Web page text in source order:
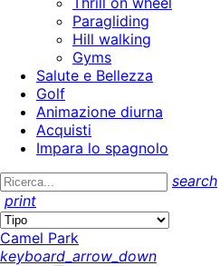
Paragliding
Hill walking
Gyms
Salute e Bellezza
Golf
Animazione diurna
Acquisti
Impara lo spagnolo
search
print
Camel Park
keyboard_arrow_down